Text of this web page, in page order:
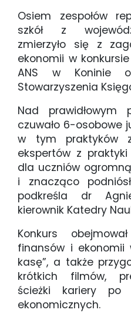
Osiem zespołów
szkół z
zmierzyło się z
ekonomii w
ANS w Koninie
Stowarzyszenia
Nad prawidłowym
czuwało 6-osobowe
w tym praktyków
ekspertów z
dla uczniów
i znacząco
podkreśla dr
kierownik Katedry
Konkurs
finansów i ekonomii
kasę”, a także
krótkich filmów,
ścieżki kariery po
ekonomicznych.